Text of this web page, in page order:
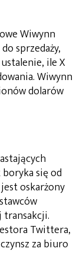
Wiwynn
sprzedaży,
ile X
Wiwynn
dolarów
się od
oskarżony
Twittera,
za biuro